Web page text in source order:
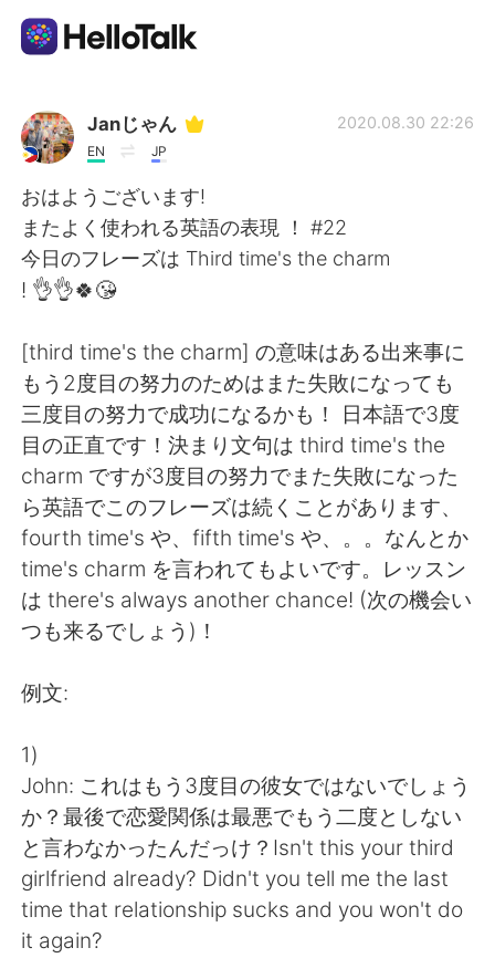
Language Exchange App
AI Grammar Checker
English
Español العربية
Français Deutsch
日本語 한국어
Русский ไทย
Indonesia Italiano
Janじゃん
EN JP
2020.08.30 22:26
おはようございます!
またよく使われる英語の表現 ！ #22
今日のフレーズは Third time's the charm
! 👌👌🍀😘
[third time's the charm] の意味はある出来事に
もう2度目の努力のためはまた失敗になっても
三度目の努力で成功になるかも！ 日本語で3度
目の正直です！決まり文句は third time's the
charm ですが3度目の努力でまた失敗になった
ら英語でこのフレーズは続くことがあります、
fourth time's や、fifth time's や、。。なんとか
time's charm を言われてもよいです。レッスン
は there's always another chance! (次の機会い
つも来るでしょう)！
例文:
1)
John: これはもう3度目の彼女ではないでしょう
か？最後で恋愛関係は最悪でもう二度としない
と言わなかったんだっけ？Isn't this your third
girlfriend already? Didn't you tell me the last
time that relationship sucks and you won't do
it again?